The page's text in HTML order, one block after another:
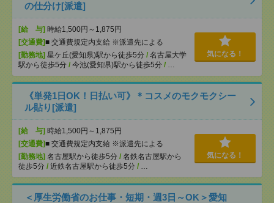
の仕分け[派遣]
[給 与] 時給1,500円～1,875円
[交通費]■ 交通費規定内支給 ※派遣先による
[勤務地] 星ケ丘(愛知県)駅から徒歩5分 / 名古屋大学
駅から徒歩5分 / 今池(愛知県)駅から徒歩5分 / …
気になる！
《単発1日OK！日払い可》＊コスメのモクモクシー
ル貼り[派遣]
[給 与] 時給1,500円～1,875円
[交通費]■ 交通費規定内支給 ※派遣先による
[勤務地] 名古屋駅から徒歩5分 / 名鉄名古屋駅から
徒歩5分 / 近鉄名古屋駅から徒歩5分 / …
気になる！
＜厚生労働省のお仕事・短期・週3日～OK＞愛知